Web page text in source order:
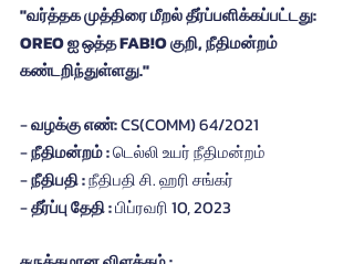
"வர்த்தக முத்திரை மீறல் தீர்ப்பளிக்கப்பட்டது:
OREO ஐ ஒத்த FAB!O குறி, நீதிமன்றம்
கண்டறிந்துள்ளது."
- வழக்கு எண்: CS(COMM) 64/2021
- நீதிமன்றம் : டெல்லி உயர் நீதிமன்றம்
- நீதிபதி : நீதிபதி சி. ஹரி சங்கர்
- தீர்ப்பு தேதி : பிப்ரவரி 10, 2023